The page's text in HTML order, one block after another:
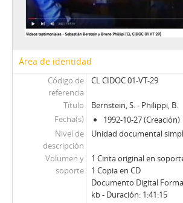
49 - Garcés, Francisco
50 - Lamarca, Felipe
51 - Cáceres, Carlos (II)
53 - Jorge Ballerino II
54 - Romero, Juan
55 - Fernández, Sergio
56 - Fernandez, Sergio II
57 - Madariaga, Mónica I
58 - Madariaga, Mónica II
59 - Montero, Enrique I
60 - Montero, Enrique II
61 - Floody, Nilo
62 - Carrasco, Washington
Área de identidad
Código de
referencia
CL CIDOC 01-VT-29
Título
Bernstein, S. - Philippi, B.
Fecha(s)
1992-10-27 (Creación)
Nivel de
descripción
Unidad documental
Volumen y
soporte
1 Cinta original en
1 Copia en CD
Documento Digital
kb - Duración: 1:41:15